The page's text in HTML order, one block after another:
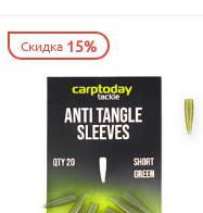
Скидка 15%